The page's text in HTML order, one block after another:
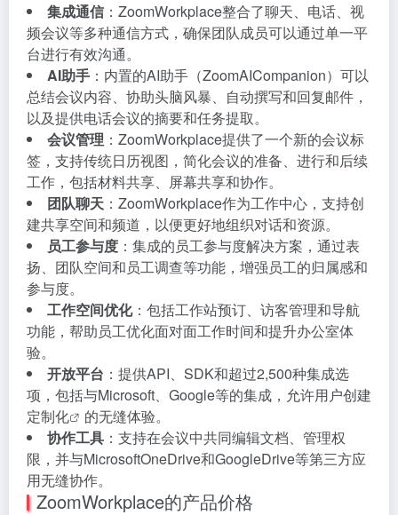
集成通信 ：ZoomWorkplace整合了聊天、电话、视
频会议等多种通信方式，确保团队成员可以通过单一平
台进行有效沟通。
AI助手 ：内置的AI助手（ZoomAICompanion）可以
总结会议内容、协助头脑风暴、自动撰写和回复邮件，
以及提供电话会议的摘要和任务提取。
会议管理 ：ZoomWorkplace提供了一个新的会议标
签，支持传统日历视图，简化会议的准备、进行和后续
工作，包括材料共享、屏幕共享和协作。
团队聊天 ：ZoomWorkplace作为工作中心，支持创
建共享空间和频道，以便更好地组织对话和资源。
员工参与度 ：集成的员工参与度解决方案，通过表
扬、团队空间和员工调查等功能，增强员工的归属感和
参与度。
工作空间优化：包括工作站预订、访客管理和导航
功能，帮助员工优化面对面工作时间和提升办公室体
验。
开放平台 ：提供API、SDK和超过2,500种集成选
项，包括与Microsoft、Google等的集成，允许用户创建
定制化
的无缝体验。
协作工具 ：支持在会议中共同编辑文档、管理权
限，并与MicrosoftOneDrive和GoogleDrive等第三方应
用无缝协作。
ZoomWorkplace的产品价格